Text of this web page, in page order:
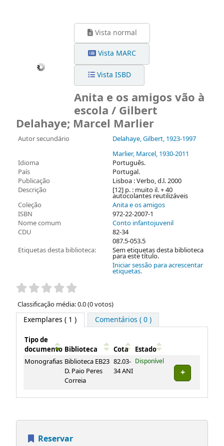
Vista normal
Vista MARC
Vista ISBD
Anita e os amigos vão à
escola / Gilbert
Delahaye; Marcel Marlier
Autor secundário Delahaye, Gilbert, 1923-1997
Marlier, Marcel, 1930-2011
Idioma
Português.
País
Portugal.
Publicação
Lisboa : Verbo, d.l. 2000
Descrição
[12] p. : muito il. + 40
autocolantes reutilizáveis
Coleção
Anita e os amigos
ISBN
972-22-2007-1
Nome comum
Conto infantojuvenil
CDU
82-34
087.5-053.5
Etiquetas desta biblioteca:
Sem etiquetas desta biblioteca
para este título.
Iniciar sessão para acrescentar
etiquetas.
Pontuação
Classificação média: 0.0 (0 votos)
Exemplares ( 1 ) Comentários ( 0 )
Exemplares
Tipo de
documento Biblioteca Cota
Estado
Monografias Biblioteca EB23
D. Paio Peres
Correia
82.03-
34 ANI
Disponível
Reservar